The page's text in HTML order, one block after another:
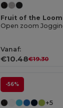
Fruit of the Loom
Open zoom
Vanaf:
€10.48€19.30
-56%
+5